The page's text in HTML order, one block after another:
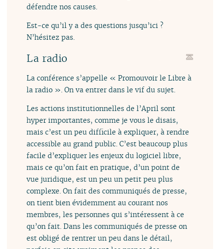
défendre nos causes.
Est-ce qu’il y a des questions jusqu’ici ?
N’hésitez pas.
La radio
La conférence s’appelle « Promouvoir le Libre à
la radio ». On va entrer dans le vif du sujet.
Les actions institutionnelles de l’April sont
hyper importantes, comme je vous le disais,
mais c’est un peu difficile à expliquer, à rendre
accessible au grand public. C’est beaucoup plus
facile d’expliquer les enjeux du logiciel libre,
mais ce qu’on fait en pratique, d’un point de
vue juridique, est un peu un petit peu plus
complexe. On fait des communiqués de presse,
on tient bien évidemment au courant nos
membres, les personnes qui s’intéressent à ce
qu’on fait. Dans les communiqués de presse on
est obligé de rentrer un peu dans le détail,